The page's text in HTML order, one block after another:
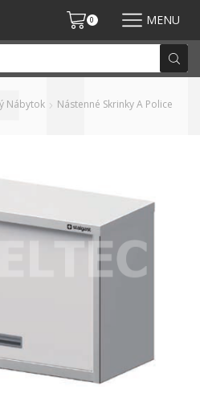
0 MENU
Nábytok Nástenné Skrinky A Police